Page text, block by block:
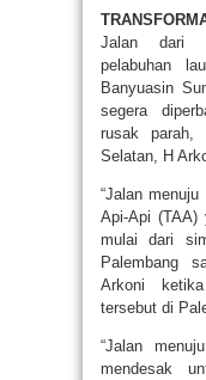
Jalan dari
pelabuhan
Banyuasin
segera
rusak parah,
Selatan, H
“Jalan
Api-Api (TAA)
mulai dari
Palembang
Arkoni
tersebut di
“Jalan
mendesak